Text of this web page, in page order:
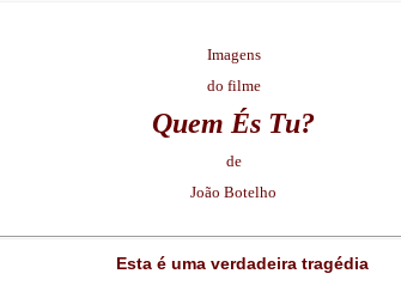
Imagens
do filme
Quem És Tu?
de
João Botelho
Esta é uma verdadeira tragédia